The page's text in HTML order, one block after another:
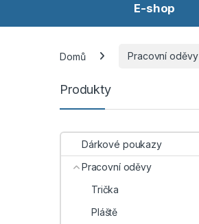
E-shop
Domů Pracovní oděvy
Produkty
Dárkové poukazy
Pracovní oděvy
Trička
Pláště